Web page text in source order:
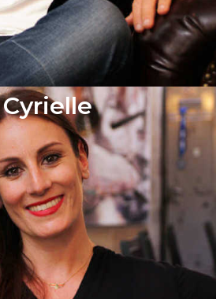
Cyrielle